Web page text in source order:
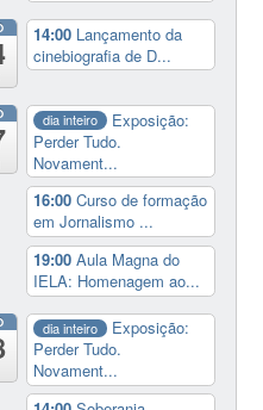
14:00 Lançamento da
cinebiografia de D...
dia inteiro
Exposição:
Perder Tudo.
Novament...
16:00Curso de formação
em Jornalismo ...
19:00Aula Magna do
IELA: Homenagem ao...
dia inteiro
Exposição:
Perder Tudo.
Novament...